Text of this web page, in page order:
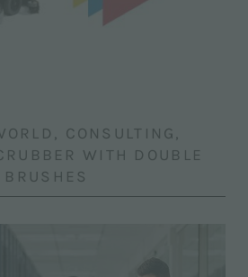
CONSULTING,
WITH DOUBLE
BRUSHES